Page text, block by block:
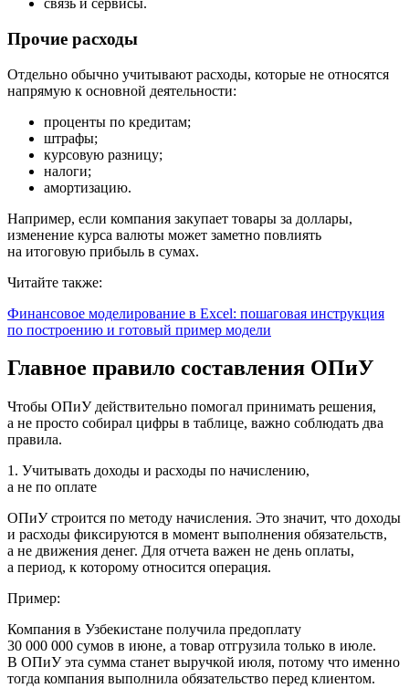
связь и сервисы.
Прочие расходы
Отдельно обычно учитывают расходы, которые не относятся
напрямую к основной деятельности:
проценты по кредитам;
штрафы;
курсовую разницу;
налоги;
амортизацию.
Например, если компания закупает товары за доллары,
изменение курса валюты может заметно повлиять
на итоговую прибыль в сумах.
Читайте также:
Финансовое моделирование в Excel: пошаговая инструкция
по построению и готовый пример модели
Главное правило составления ОПиУ
Чтобы ОПиУ действительно помогал принимать решения,
а не просто собирал цифры в таблице, важно соблюдать два
правила.
1. Учитывать доходы и расходы по начислению,
а не по оплате
ОПиУ строится по методу начисления. Это значит, что доходы
и расходы фиксируются в момент выполнения обязательств,
а не движения денег. Для отчета важен не день оплаты,
а период, к которому относится операция.
Пример:
Компания в Узбекистане получила предоплату
30 000 000 сумов в июне, а товар отгрузила только в июле.
В ОПиУ эта сумма станет выручкой июля, потому что именно
тогда компания выполнила обязательство перед клиентом.